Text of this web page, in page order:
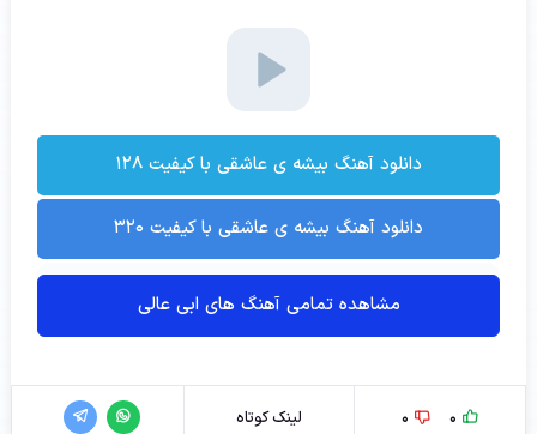
دانلود آهنگ بیشه ی عاشقی با کیفیت ۱۲۸
دانلود آهنگ بیشه ی عاشقی با کیفیت ۳۲۰
مشاهده تمامی آهنگ های ابی عالی
0
0 لینک کوتاه